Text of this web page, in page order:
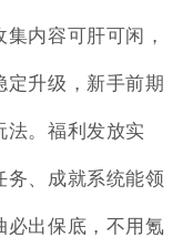
内容可肝可闲，
定升级，新手前期
法。福利发放实
务、成就系统能领
必出保底，不用氪